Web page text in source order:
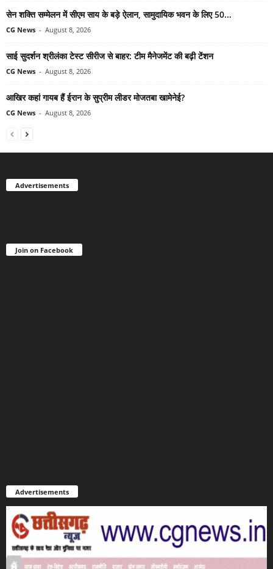
सेन शक्ति सम्मेलन में सीएम साय के बड़े ऐलान, सामुदायिक भवन के लिए 50...
CG News - August 8, 2026
साई सुदर्शन श्रीलंका टेस्ट सीरीज से बाहर: टीम मैनेजमेंट की बढ़ी टेंशन
CG News - August 8, 2026
आखिर कहां गायब हैं ईरान के सुप्रीम लीडर मोजतबा खामेनेई?
CG News - August 8, 2026
Advertisements
Join on Facebook
Advertisements